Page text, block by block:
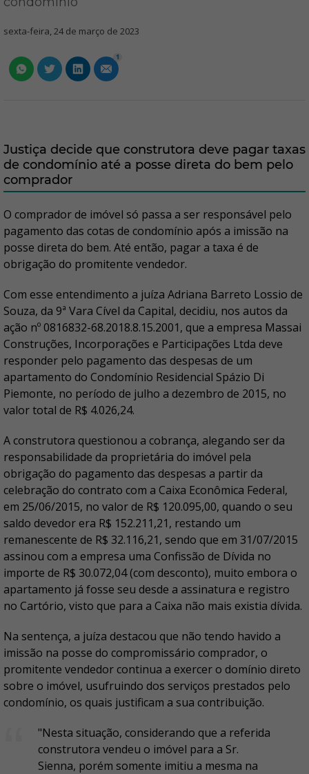
sexta-feira, 24 de março de 2023
1
Justiça decide que construtora deve pagar taxas
de condomínio até a posse direta do bem pelo
comprador
O comprador de imóvel só passa a ser responsável pelo
pagamento das cotas de condomínio após a imissão na
posse direta do bem. Até então, pagar a taxa é de
obrigação do promitente vendedor.
Com esse entendimento a juíza Adriana Barreto Lossio de
Souza, da 9ª Vara Cível da Capital, decidiu, nos autos da
ação nº 0816832-68.2018.8.15.2001, que a empresa Massai
Construções, Incorporações e Participações Ltda deve
responder pelo pagamento das despesas de um
apartamento do Condomínio Residencial Spázio Di
Piemonte, no período de julho a dezembro de 2015, no
valor total de R$ 4.026,24.
A construtora questionou a cobrança, alegando ser da
responsabilidade da proprietária do imóvel pela
obrigação do pagamento das despesas a partir da
celebração do contrato com a Caixa Econômica Federal,
em 25/06/2015, no valor de R$ 120.095,00, quando o seu
saldo devedor era R$ 152.211,21, restando um
remanescente de R$ 32.116,21, sendo que em 31/07/2015
assinou com a empresa uma Confissão de Dívida no
importe de R$ 30.072,04 (com desconto), muito embora o
apartamento já fosse seu desde a assinatura e registro
no Cartório, visto que para a Caixa não mais existia dívida.
Na sentença, a juíza destacou que não tendo havido a
imissão na posse do compromissário comprador, o
promitente vendedor continua a exercer o domínio direto
sobre o imóvel, usufruindo dos serviços prestados pelo
condomínio, os quais justificam a sua contribuição.
"Nesta situação, considerando que a referida
construtora vendeu o imóvel para a Sr.
Sienna, porém somente imitiu a mesma na